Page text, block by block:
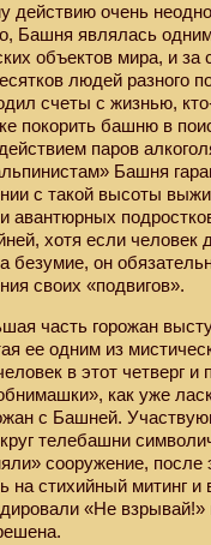
действию очень
Башня являлась
объектов мира, и за
людей разного
счеты с жизнью,
покорить башню в
паров
Башня
с такой высоты
авантюрных
хотя если человек
безумие, он
своих «подвигов».
часть горожан
ее одним из
в этот четверг и
как уже
с Башней.
телебашни
сооружение, после
на стихийный митинг и
«Не